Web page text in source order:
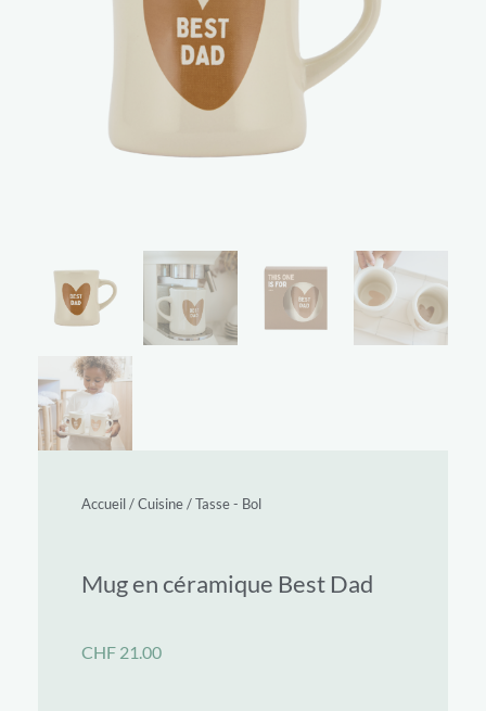
Accueil/Cuisine/Tasse - Bol
Mug en céramique Best Dad
CHF 21.00